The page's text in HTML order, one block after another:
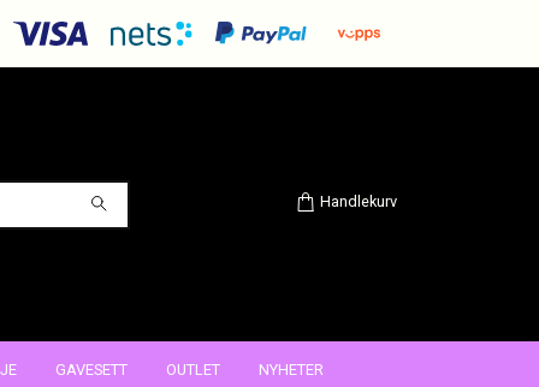
Handlekurv
GAVESETT OUTLET NYHETER